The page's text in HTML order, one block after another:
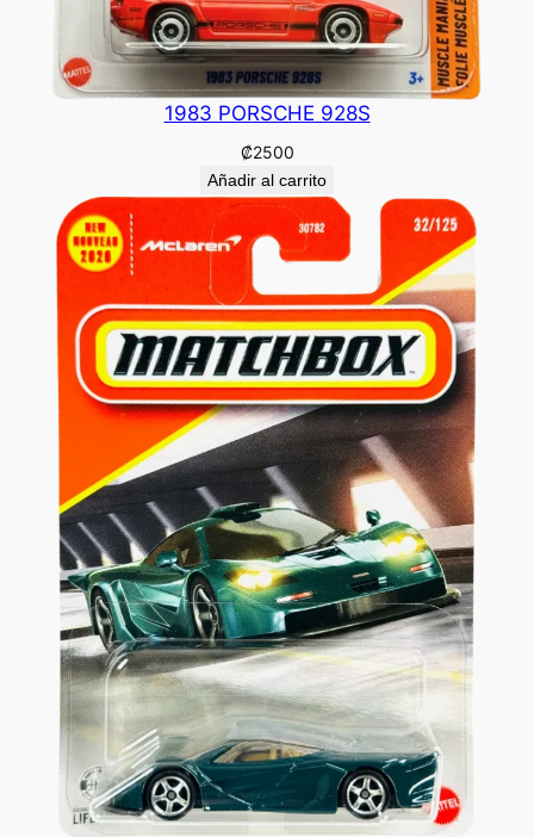
1983 PORSCHE 928S
₡2500
Añadir al carrito